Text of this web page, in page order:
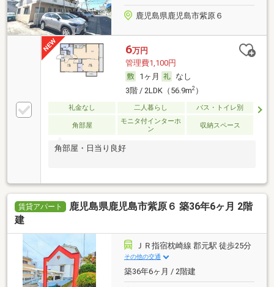
鹿児島県鹿児島市紫原６
6万円
管理費1,100円
1ヶ月
なし
3階 / 2LDK（56.9m2）
礼金なし 二人暮らし バス・トイレ別
角部屋
モニタ付インターホ
ン
収納スペース
角部屋・日当り良好
賃貸アパート
鹿児島県鹿児島市紫原６ 築36年6ヶ月 2階
建
ＪＲ指宿枕崎線 郡元駅 徒歩25分
その他の交通
築36年6ヶ月 / 2階建